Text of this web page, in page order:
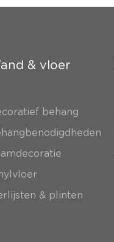
& vloer
behang
& plinten